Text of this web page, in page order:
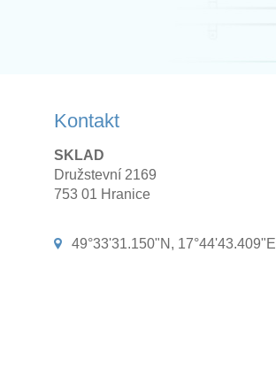
Kontakt
SKLAD
Družstevní 2169
753 01 Hranice
49°33'31.150"N, 17°44'43.409"E